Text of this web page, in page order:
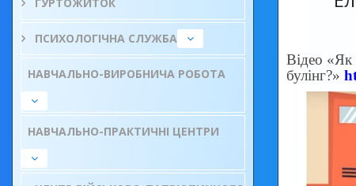
ПСИХОЛОГІЧНА СЛУЖБА
НАВЧАЛЬНО-ВИРОБНИЧА РОБОТА
НАВЧАЛЬНО-ПРАКТИЧНІ ЦЕНТРИ
Відео «Як
булінг?»